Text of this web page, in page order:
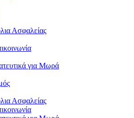
Ασφαλείας
για Μωρά
Ασφαλείας